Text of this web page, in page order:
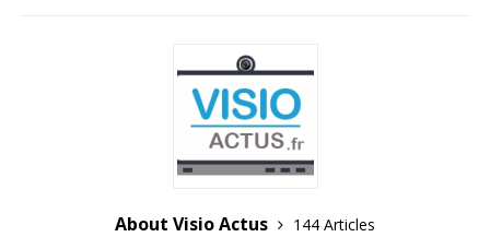
About Visio Actus
144 Articles